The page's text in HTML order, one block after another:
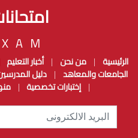
الرئيسية من نحن أخبار التعليم
الجامعات والمعاهد |دليل
إختبارات تخصصية